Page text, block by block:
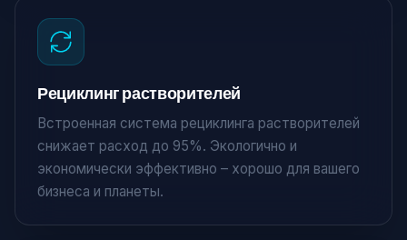
Рециклинг растворителей
Встроенная система рециклинга растворителей
снижает расход до 95%. Экологично и
экономически эффективно – хорошо для вашего
бизнеса и планеты.